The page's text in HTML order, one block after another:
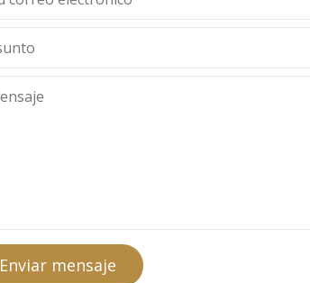
Enviar mensaje